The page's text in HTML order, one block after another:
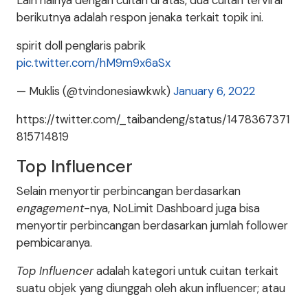
berikutnya adalah respon jenaka terkait topik ini.
spirit doll penglaris pabrik
pic.twitter.com/hM9m9x6aSx
— Muklis (@tvindonesiawkwk) January 6, 2022
https://twitter.com/_taibandeng/status/1478367371
815714819
Top Influencer
Selain menyortir perbincangan berdasarkan
engagement-nya, NoLimit Dashboard juga bisa
menyortir perbincangan berdasarkan jumlah follower
pembicaranya.
Top Influenceradalah kategori untuk cuitan terkait
suatu objek yang diunggah oleh akun influencer; atau